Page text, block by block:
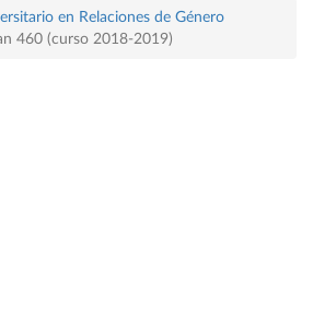
en Relaciones de Género
460 (curso 2018-2019)